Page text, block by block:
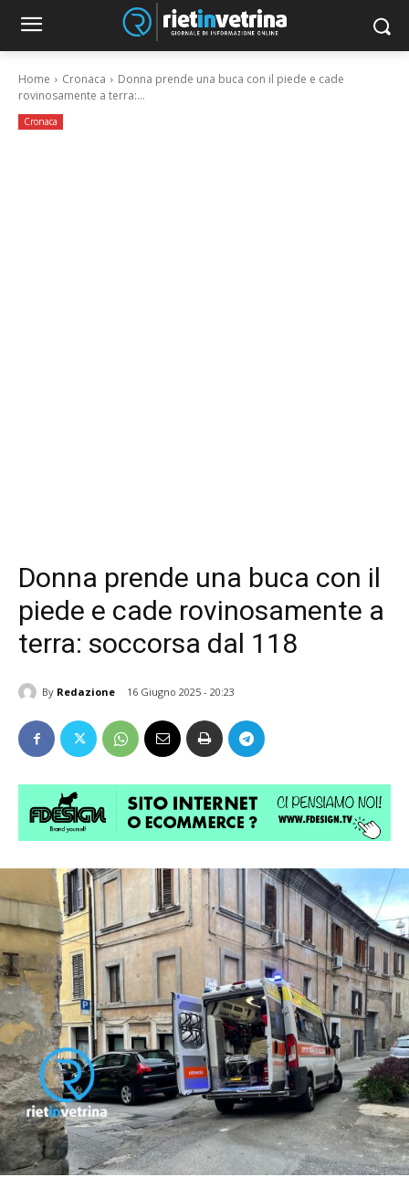
Home Cronaca
Donna prende una buca con il piede e cade
rovinosamente a terra:...
Cronaca
Donna prende una buca con il
piede e cade rovinosamente a
terra: soccorsa dal 118
By Redazione 16 Giugno 2025 - 20:23